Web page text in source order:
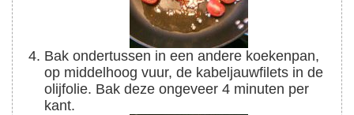
Bak ondertussen in een andere koekenpan,
op middelhoog vuur, de kabeljauwfilets in de
olijfolie. Bak deze ongeveer 4 minuten per
kant.